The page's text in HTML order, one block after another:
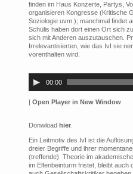
finden im Haus Konzerte, Partys,
organisieren Kongresse (Kritische
Soziologie uvm.); manchmal findet
Schülis haben dort einen Ort sich
sich mit Anderen auszutauschen.
Irrelevantisierten, wie das IvI sie
vorenthalten wird.
00:00
| Open Player in New Window
Donwload hier.
Ein Leitmotiv des IvI ist die
dreier Begriffe und ihrer
(treffende) Theorie im
im Elfenbeinturm fristet, bleibt auch